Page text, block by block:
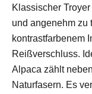
Klassischer
und angenehm zu
kontrastfarbenem
Reißverschluss.
Alpaca zählt
Naturfasern. Es